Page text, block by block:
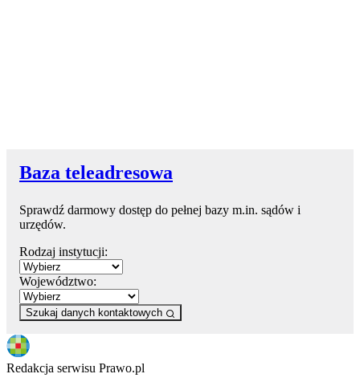
Baza teleadresowa
Sprawdź darmowy dostęp do pełnej bazy m.in. sądów i
urzędów.
Rodzaj instytucji:
Województwo:
Szukaj danych kontaktowych
Redakcja serwisu Prawo.pl